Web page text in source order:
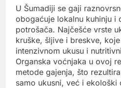
U Šumadiji se gaji
obogaćuje lokalnu kuhinju i
potrošača. Najčešće vrste
kruške, šljive i breskve,
intenzivnom ukusu i
Organska voćnjaka u ovoj
metode gajenja, što
samo ukusni, već i ekološki